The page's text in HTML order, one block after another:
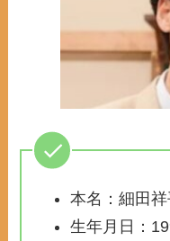
本名：細田祥
生年月日：